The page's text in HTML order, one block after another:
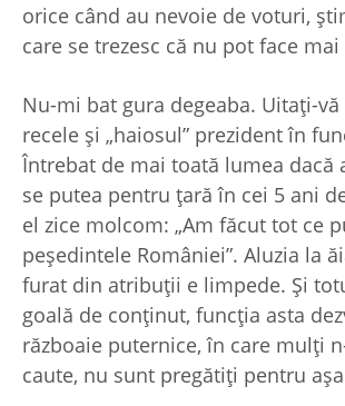
orice când au nevoie de voturi,
care se trezesc că nu pot face
Nu-mi bat gura degeaba. Uitaţi-
recele şi „haiosul” prezident în
Întrebat de mai toată lumea dacă
se putea pentru ţară în cei 5 ani
el zice molcom: „Am făcut tot ce
peşedintele României”. Aluzia la
furat din atribuţii e limpede. Şi
goală de conţinut, funcţia asta
războaie puternice, în care mulţi
caute, nu sunt pregătiţi pentru